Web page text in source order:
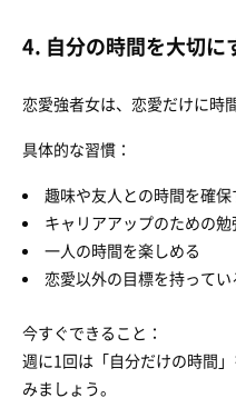
4. 自分の時間を大切に
恋愛強者女は、恋愛だけに時
具体的な習慣：
趣味や友人との時間を確保
キャリアアップのための
一人の時間を楽しめる
恋愛以外の目標を持ってい
今すぐできること：
週に1回は「自分だけの時間
みましょう。